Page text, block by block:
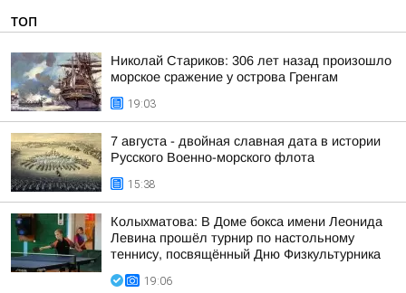
ТОП
Николай Стариков: 306 лет назад произошло
морское сражение у острова Гренгам
19:03
7 августа - двойная славная дата в истории
Русского Военно-морского флота
15:38
Колыхматова: В Доме бокса имени Леонида
Левина прошёл турнир по настольному
теннису, посвящённый Дню Физкультурника
19:06